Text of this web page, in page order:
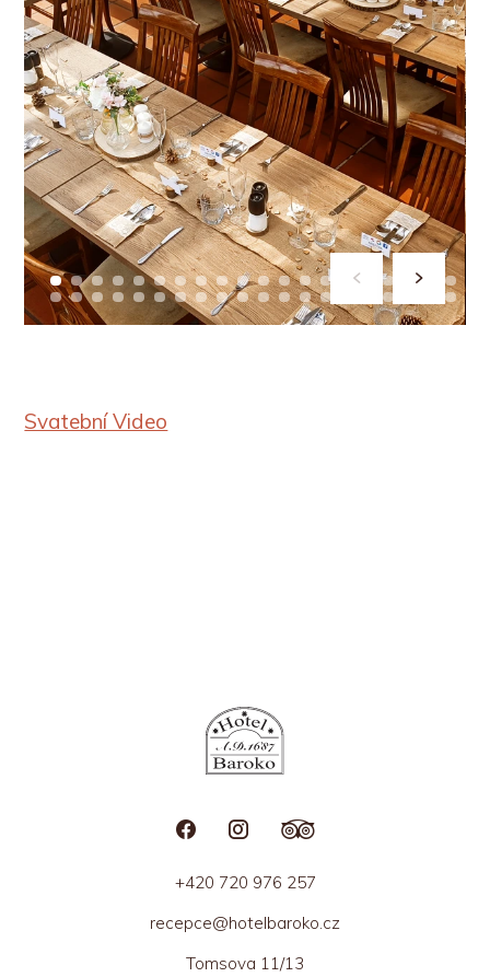
Svatební Video
+420 720 976 257
recepce@hotelbaroko.cz
Tomsova 11/13